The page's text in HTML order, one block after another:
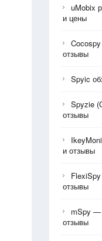
uMobix
и цены
отзывы
Spyic
Spyzie
отзывы
и отзывы
отзывы
mSpy —
отзывы